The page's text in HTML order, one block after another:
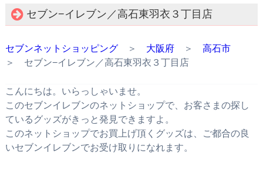
セブン−イレブン／高石東羽衣３丁目店
セブンネットショッピング＞ 大阪府＞ 高石市
＞ セブン−イレブン／高石東羽衣３丁目店
こんにちは。いらっしゃいませ。
このセブンイレブンのネットショップで、お客さまの探し
ているグッズがきっと発見できますよ。
このネットショップでお買上げ頂くグッズは、ご都合の良
いセブンイレブンでお受け取りになれます。